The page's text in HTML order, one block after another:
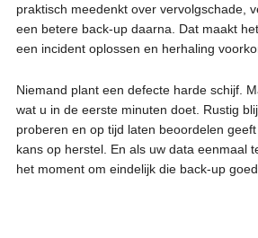
praktisch meedenkt over vervolgschade,
een betere back-up daarna. Dat maakt
een incident oplossen en herhaling
Niemand plant een defecte harde schijf.
wat u in de eerste minuten doet. Rustig
proberen en op tijd laten beoordelen
kans op herstel. En als uw data eenmaal
het moment om eindelijk die back-up